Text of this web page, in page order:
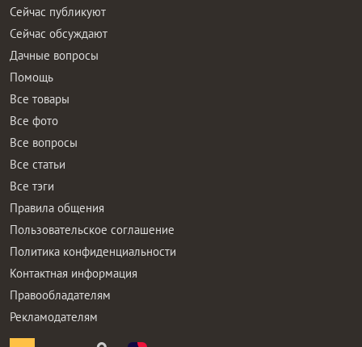
Сейчас публикуют
Сейчас обсуждают
Дачные вопросы
Помощь
Все товары
Все фото
Все вопросы
Все статьи
Все тэги
Правила общения
Пользовательское соглашение
Политика конфиденциальности
Контактная информация
Правообладателям
Рекламодателям